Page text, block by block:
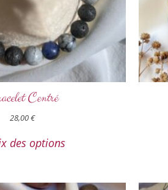
Centré
28,00€
des options